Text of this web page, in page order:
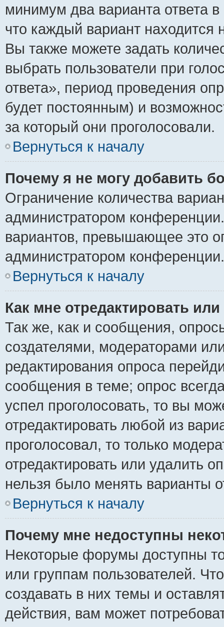
минимум два варианта ответа
что каждый вариант находится
Вы также можете задать
выбрать пользователи при
ответа», период проведения
будет постоянным) и
за который они проголосовали.
Вернуться к началу
Почему я не могу добавить
Ограничение количества
администратором
вариантов, превышающее это
администратором конференции.
Вернуться к началу
Как мне отредактировать
Так же, как и сообщения,
создателями, модераторами
редактирования опроса
сообщения в теме; опрос
успел проголосовать, то вы
отредактировать любой из
проголосовал, то только
отредактировать или удалить
нельзя было менять варианты
Вернуться к началу
Почему мне недоступны
Некоторые форумы доступны
или группам пользователей.
создавать в них темы и
действия, вам может